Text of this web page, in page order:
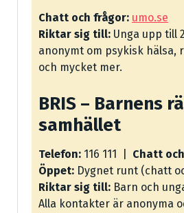
Chatt och frågor: umo.se
Riktar sig till: Unga upp till
anonymt om psykisk hälsa,
och mycket mer.
BRIS – Barnens
samhället
Telefon: 116 111 | Chatt
Öppet: Dygnet runt (chatt
Riktar sig till: Barn och
Alla kontakter är anonyma